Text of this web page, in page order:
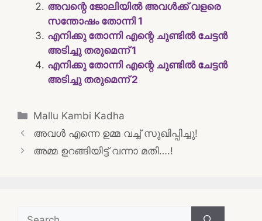
അവന്റെ ജോലിയിൽ അവൾക്ക് വളരെ
സന്തോഷം തോന്നി 1
എനിക്കു തോന്നി എന്റെ ചുണ്ടിൽ ചേട്ടൻ
അടിച്ചു തരുമെന്ന് 1
എനിക്കു തോന്നി എന്റെ ചുണ്ടിൽ ചേട്ടൻ
അടിച്ചു തരുമെന്ന് 2
Categories
Mallu Kambi Kadha
Post
navigation
അവൾ എന്നെ ഉമ്മ വച്ച് സുഖിപ്പിച്ചു!
അമ്മ ഉറങ്ങിയിട്ട് വന്നാ മതി….!
Search